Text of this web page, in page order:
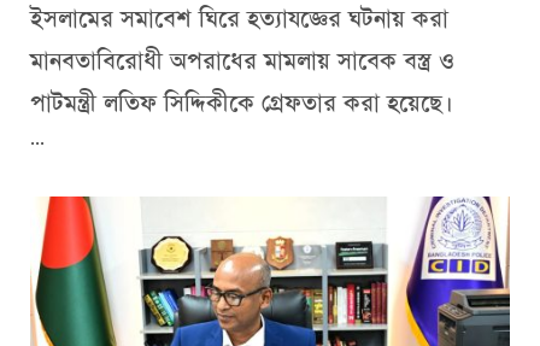
ইসলামের সমাবেশ ঘিরে হত্যাযজ্ঞের ঘটনায় করা
মানবতাবিরোধী অপরাধের মামলায় সাবেক বস্ত্র ও
পাটমন্ত্রী লতিফ সিদ্দিকীকে গ্রেফতার করা হয়েছে।
...